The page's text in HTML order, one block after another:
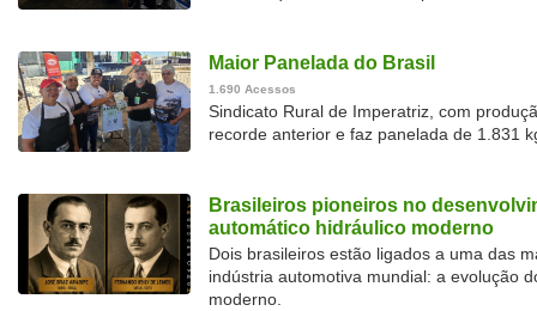
Maior Panelada do Brasil
1.690 Acessos
Sindicato Rural de Imperatriz, com
recorde anterior e faz panelada de 1.831
Brasileiros pioneiros no
automático hidráulico moderno
Dois brasileiros estão ligados a uma das
indústria automotiva mundial: a evolução
moderno.